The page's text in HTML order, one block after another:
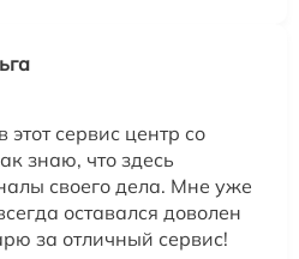
сервис центр со
знаю, что здесь
своего дела. Мне уже
оставался доволен
за отличный сервис!